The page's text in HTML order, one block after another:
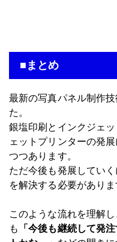
■まとめ
最新の写真パネル制作
た。
銀塩印刷とインクジェ
ェットプリンターの発
つつあります。
ただ今後も発展してい
を解決する必要がありま
このような流れを理解
も
「今後も継続して発